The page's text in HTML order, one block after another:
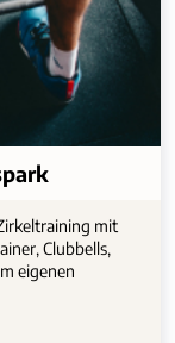
mit
Clubbells,
eigenen